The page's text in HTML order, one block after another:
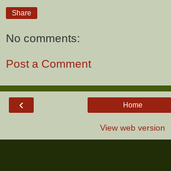
Share
No comments:
Post a Comment
‹ Home
View web version